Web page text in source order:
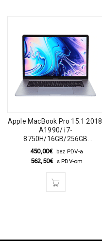
Apple MacBook Pro 15.1 2018.
A1990/ i7-
8750H/16GB/256GB
SSD/webcam
450,00€ bez PDV-a
562,50€ s PDV-om